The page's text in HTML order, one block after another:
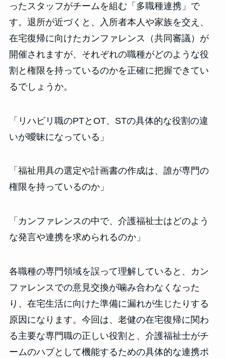
ったスタッフがチームを組む「多職種連携」で
す。退所が近づくと、入所者本人や家族を交え、
在宅復帰に向けたカンファレンス（共同審議）が
開催されますが、それぞれの職種がどのような役
割と権限を持っているのかを正確に把握できてい
るでしょうか。
「リハビリ職のPTとOT、STの具体的な役割の違
いが曖昧になっている」
「福祉用具の選定や計画書の作成は、誰が専門の
権限を持っているのか」
「カンファレンスの中で、介護福祉士はどのよう
な発言や連携を求められるのか」
各職種の専門領域を誤って理解していると、カン
ファレンスでの意見交換が噛み合わなくなった
り、在宅生活に向けた準備に漏れが生じたりする
原因になります。今回は、老健の在宅復帰に関わ
る主要な専門職の正しい役割と、介護福祉士がチ
ームのハブとして機能するための具体的な連携ポ